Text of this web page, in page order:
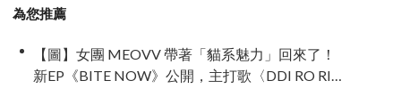
為您推薦
【圖】女團 MEOVV 帶著「貓系魅力」回來了！
新EP《BITE NOW》公開，主打歌〈DDI RO RI〉